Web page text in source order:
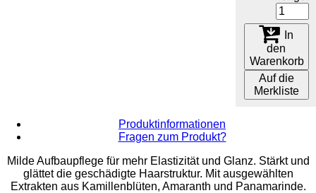
In
den
Warenkorb
Auf die
Merkliste
Produktinformationen
Fragen zum Produkt?
Milde Aufbaupflege für mehr Elastizität und Glanz. Stärkt und
glättet die geschädigte Haarstruktur. Mit ausgewählten
Extrakten aus Kamillenblüten, Amaranth und Panamarinde.